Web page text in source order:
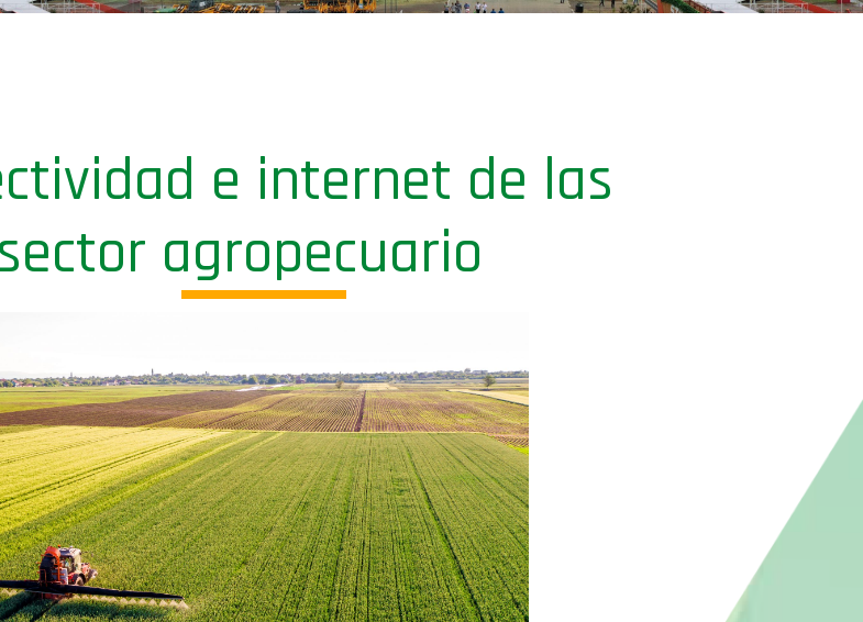
e internet de las
agropecuario